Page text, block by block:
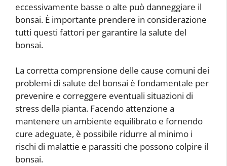
eccessivamente basse o alte può danneggiare il
bonsai. È importante prendere in considerazione
tutti questi fattori per garantire la salute del
bonsai.
La corretta comprensione delle cause comuni dei
problemi di salute del bonsai è fondamentale per
prevenire e correggere eventuali situazioni di
stress della pianta. Facendo attenzione a
mantenere un ambiente equilibrato e fornendo
cure adeguate, è possibile ridurre al minimo i
rischi di malattie e parassiti che possono colpire il
bonsai.